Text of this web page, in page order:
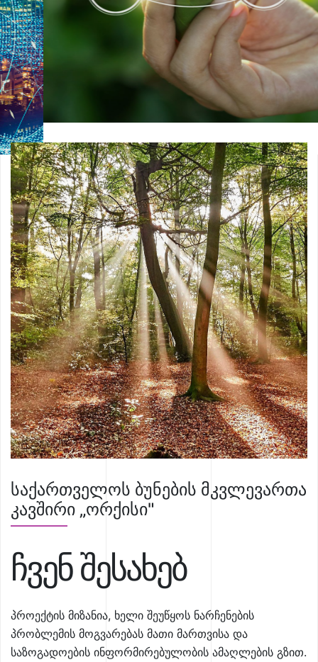
საქართველოს ბუნების მკვლევართა
კავშირი „ორქისი"
ჩვენ შესახებ
პროექტის მიზანია, ხელი შეუწყოს ნარჩენების
პრობლემის მოგვარებას მათი მართვისა და
საზოგადოების ინფორმირებულობის ამაღლების გზით.